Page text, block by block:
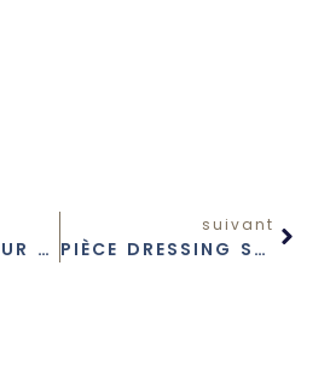
DRESSINGS POUR ENFANTS
suivant
PIÈCE DRESSING SUR MESURE